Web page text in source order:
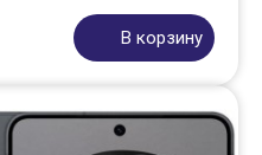
В корзину